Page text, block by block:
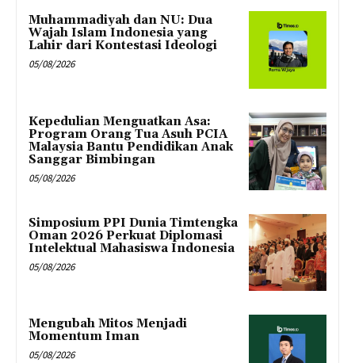
Muhammadiyah dan NU: Dua
Wajah Islam Indonesia yang
Lahir dari Kontestasi Ideologi
05/08/2026
Kepedulian Menguatkan Asa:
Program Orang Tua Asuh PCIA
Malaysia Bantu Pendidikan Anak
Sanggar Bimbingan
05/08/2026
Simposium PPI Dunia Timtengka
Oman 2026 Perkuat Diplomasi
Intelektual Mahasiswa Indonesia
05/08/2026
Mengubah Mitos Menjadi
Momentum Iman
05/08/2026